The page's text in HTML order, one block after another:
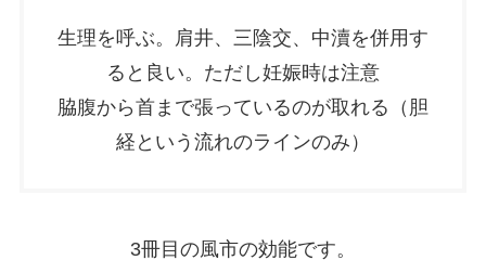
生理を呼ぶ。肩井、三陰交、中瀆を併用す
ると良い。ただし妊娠時は注意
脇腹から首まで張っているのが取れる（胆
経という流れのラインのみ）
3冊目の風市の効能です。